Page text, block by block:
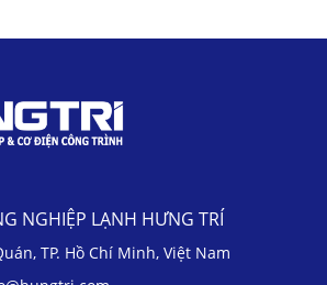
NGHIỆP LẠNH HƯNG TRÍ
TP. Hồ Chí Minh, Việt Nam